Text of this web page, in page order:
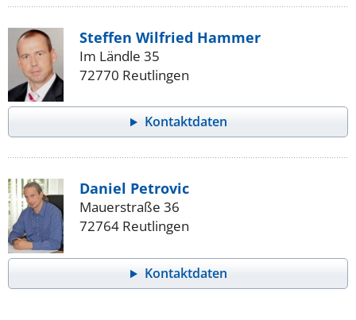
Steffen Wilfried Hammer
Im Ländle 35
72770 Reutlingen
Kontaktdaten
Daniel Petrovic
Mauerstraße 36
72764 Reutlingen
Kontaktdaten